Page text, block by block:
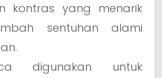
kontras yang menarik
sentuhan alami
digunakan untuk